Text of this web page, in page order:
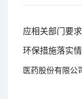
应相关部门要
环保措施落实
医药股份有限公